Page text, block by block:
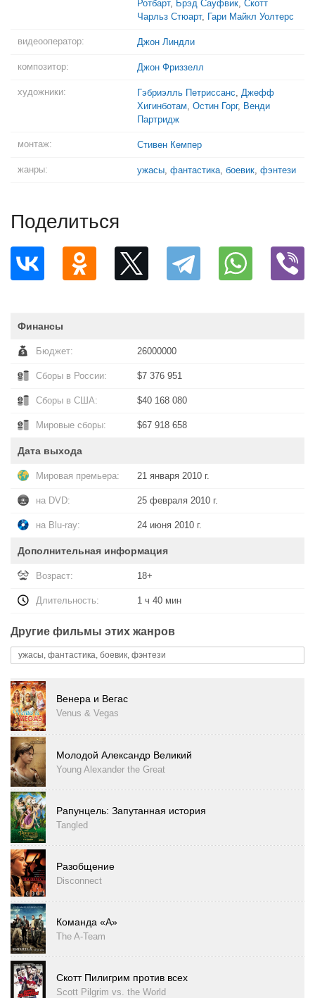
Ротбарт, Брэд Сауфвик, Скотт
Чарльз Стюарт, Гари Майкл Уолтерс
видеооператор: Джон Линдли
композитор: Джон Фриззелл
художники: Гэбриэлль Петриссанс, Джефф
Хигинботам, Остин Горг, Венди
Партридж
монтаж: Стивен Кемпер
жанры: ужасы, фантастика, боевик, фэнтези
Поделиться
Финансы
Бюджет: 26000000
Сборы в России: $7 376 951
Сборы в США: $40 168 080
Мировые сборы: $67 918 658
Дата выхода
Мировая премьера: 21 января 2010 г.
на DVD: 25 февраля 2010 г.
на Blu-ray: 24 июня 2010 г.
Дополнительная информация
Возраст: 18+
Длительность: 1 ч 40 мин
Другие фильмы этих жанров
ужасы, фантастика, боевик, фэнтези
Венера и Вегас
Venus & Vegas
Молодой Александр Великий
Young Alexander the Great
Рапунцель: Запутанная история
Tangled
Разобщение
Disconnect
Команда «А»
The A-Team
Скотт Пилигрим против всех
Scott Pilgrim vs. the World